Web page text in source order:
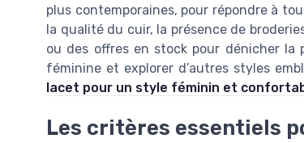
plus contemporaines, pour répondre à
la qualité du cuir, la présence de
ou des offres en stock pour dénicher la
féminine et explorer d’autres styles
lacet pour un style féminin et
Les critères essentiels